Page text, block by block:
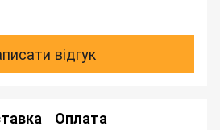
відгук
Оплата